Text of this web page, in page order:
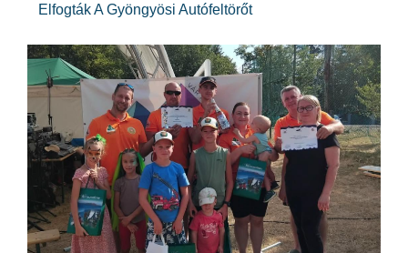
Elfogták A Gyöngyösi Autófeltörőt